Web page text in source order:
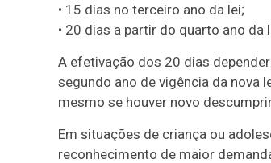
• 15 dias no terceiro ano da lei;
• 20 dias a partir do quarto ano da
A efetivação dos 20 dias
segundo ano de vigência da nova
mesmo se houver novo
Em situações de criança ou
reconhecimento de maior